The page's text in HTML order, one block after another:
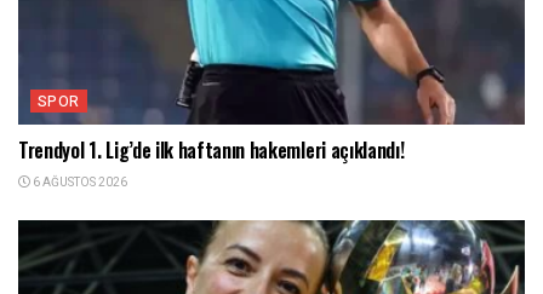
SPOR
Trendyol 1. Lig’de ilk haftanın hakemleri açıklandı!
6 AĞUSTOS 2026